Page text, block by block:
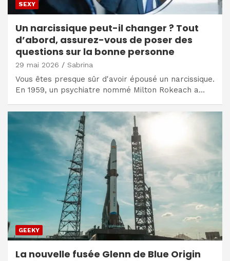
SEXY
Un narcissique peut-il changer ? Tout
d’abord, assurez-vous de poser des
questions sur la bonne personne
29 mai 2026 Sabrina
Vous êtes presque sûr d'avoir épousé un narcissique.
En 1959, un psychiatre nommé Milton Rokeach a…
GEEKY
La nouvelle fusée Glenn de Blue Origin